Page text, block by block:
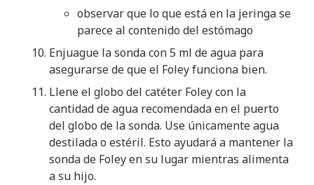
observar que lo que está en la jeringa se
parece al contenido del estómago
Enjuague la sonda con 5 ml de agua para
asegurarse de que el Foley funciona bien.
Llene el globo del catéter Foley con la
cantidad de agua recomendada en el puerto
del globo de la sonda. Use únicamente agua
destilada o estéril. Esto ayudará a mantener la
sonda de Foley en su lugar mientras alimenta
a su hijo.